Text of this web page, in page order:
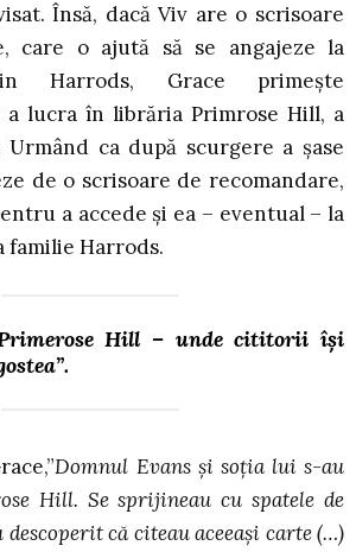
Însă, dacă Viv are o scrisoare
care o ajută să se angajeze la
Harrods, Grace primește
a lucra în librăria Primrose Hill, a
Urmând ca după scurgere a șase
de o scrisoare de recomandare,
a accede și ea – eventual – la
familie Harrods.
Hill – unde cititorii își
Domnul Evans și soția lui s-au
Hill. Se sprijineau cu spatele de
descoperit că citeau aceeași carte (…)